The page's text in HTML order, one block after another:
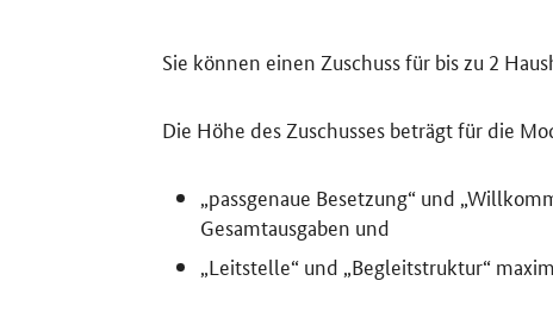
Sie können einen Zuschuss für bis zu 2
Die Höhe des Zuschusses beträgt für die
„passgenaue Besetzung“ und
Gesamtausgaben und
„Leitstelle“ und „Begleitstruktur“